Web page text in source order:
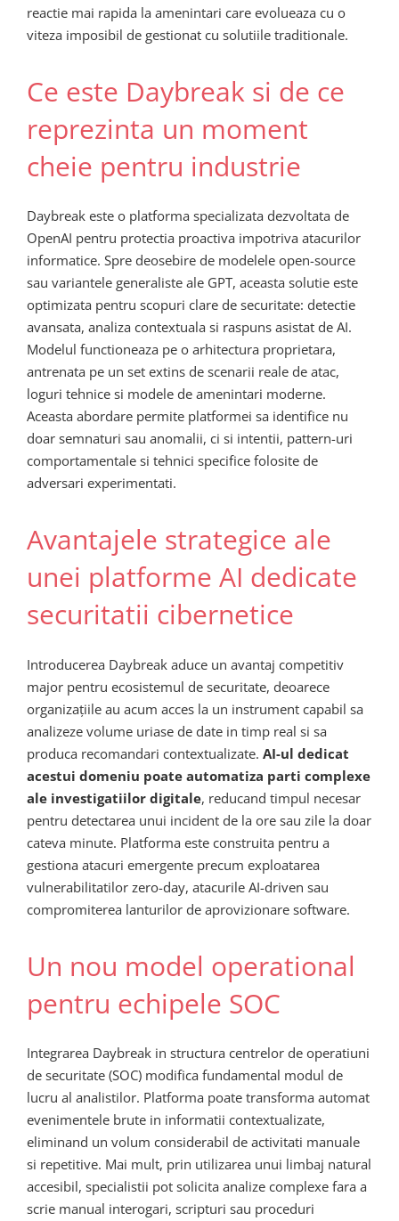
reactie mai rapida la amenintari care evolueaza cu o
viteza imposibil de gestionat cu solutiile traditionale.
Ce este Daybreak si de ce
reprezinta un moment
cheie pentru industrie
Daybreak este o platforma specializata dezvoltata de
OpenAI pentru protectia proactiva impotriva atacurilor
informatice. Spre deosebire de modelele open-source
sau variantele generaliste ale GPT, aceasta solutie este
optimizata pentru scopuri clare de securitate: detectie
avansata, analiza contextuala si raspuns asistat de AI.
Modelul functioneaza pe o arhitectura proprietara,
antrenata pe un set extins de scenarii reale de atac,
loguri tehnice si modele de amenintari moderne.
Aceasta abordare permite platformei sa identifice nu
doar semnaturi sau anomalii, ci si intentii, pattern-uri
comportamentale si tehnici specifice folosite de
adversari experimentati.
Avantajele strategice ale
unei platforme AI dedicate
securitatii cibernetice
Introducerea Daybreak aduce un avantaj competitiv
major pentru ecosistemul de securitate, deoarece
organizațiile au acum acces la un instrument capabil sa
analizeze volume uriase de date in timp real si sa
produca recomandari contextualizate. AI-ul dedicat
acestui domeniu poate automatiza parti complexe
ale investigatiilor digitale, reducand timpul necesar
pentru detectarea unui incident de la ore sau zile la doar
cateva minute. Platforma este construita pentru a
gestiona atacuri emergente precum exploatarea
vulnerabilitatilor zero-day, atacurile AI-driven sau
compromiterea lanturilor de aprovizionare software.
Un nou model operational
pentru echipele SOC
Integrarea Daybreak in structura centrelor de operatiuni
de securitate (SOC) modifica fundamental modul de
lucru al analistilor. Platforma poate transforma automat
evenimentele brute in informatii contextualizate,
eliminand un volum considerabil de activitati manuale
si repetitive. Mai mult, prin utilizarea unui limbaj natural
accesibil, specialistii pot solicita analize complexe fara a
scrie manual interogari, scripturi sau proceduri